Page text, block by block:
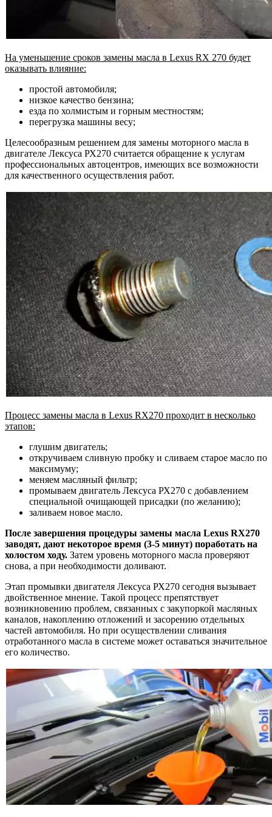
На уменьшение сроков замены масла в Lexus RX 270 будет
оказывать влияние:
простой автомобиля;
низкое качество бензина;
езда по холмистым и горным местностям;
перегрузка машины весу;
Целесообразным решением для замены моторного масла в
двигателе Лексуса РХ270 считается обращение к услугам
профессиональных автоцентров, имеющих все возможности
для качественного осуществления работ.
Процесс замены масла в Lexus RX270 проходит в несколько
этапов:
глушим двигатель;
откручиваем сливную пробку и сливаем старое масло по
максимуму;
меняем масляный фильтр;
промываем двигатель Лексуса РХ270 с добавлением
специальной очищающей присадки (по желанию);
заливаем новое масло.
После завершения процедуры замены масла Lexus RX270
заводят, дают некоторое время (3-5 минут) поработать на
холостом ходу. Затем уровень моторного масла проверяют
снова, а при необходимости доливают.
Этап промывки двигателя Лексуса РХ270 сегодня вызывает
двойственное мнение. Такой процесс препятствует
возникновению проблем, связанных с закупоркой масляных
каналов, накоплению отложений и засорению отдельных
частей автомобиля. Но при осуществлении сливания
отработанного масла в системе может оставаться значительное
его количество.